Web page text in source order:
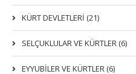
KÜRT DEVLETLERİ (21)
SELÇUKLULAR VE KÜRTLER (6)
EYYUBİLER VE KÜRTLER (6)